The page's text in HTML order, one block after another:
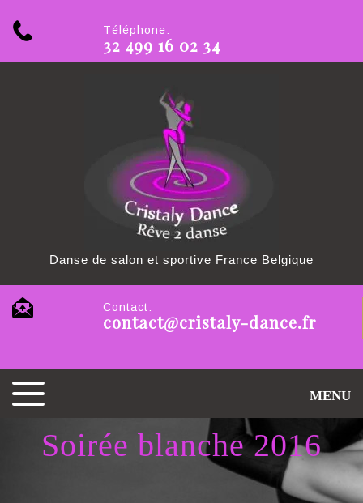
Téléphone:
32 499 16 02 34
Danse de salon et sportive France Belgique
Contact:
contact@cristaly-dance.fr
MENU
Soirée blanche 2016